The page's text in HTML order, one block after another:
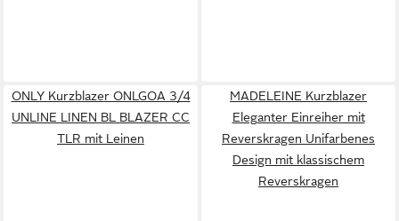
ONLY Kurzblazer ONLGOA 3/4
UNLINE LINEN BL BLAZER CC
TLR mit Leinen
MADELEINE Kurzblazer
Eleganter Einreiher mit
Reverskragen Unifarbenes
Design mit klassischem
Reverskragen